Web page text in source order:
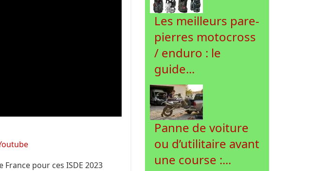
pour ces ISDE 2023
Les meilleurs pare-
pierres motocross
/ enduro : le
guide...
Panne de voiture
ou d’utilitaire avant
une course :...